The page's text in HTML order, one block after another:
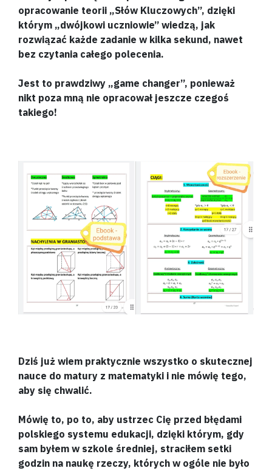
opracowanie teorii „Słów Kluczowych”, dzięki
którym „dwójkowi uczniowie” wiedzą, jak
rozwiązać każde zadanie w kilka sekund, nawet
bez czytania całego polecenia.
Jest to prawdziwy „game changer”, ponieważ
nikt poza mną nie opracował jeszcze czegoś
takiego!
Dziś już wiem praktycznie wszystko o skutecznej
nauce do matury z matematyki i nie mówię tego,
aby się chwalić.
Mówię to, po to, aby ustrzec Cię przed błędami
polskiego systemu edukacji, dzięki którym, gdy
sam byłem w szkole średniej, straciłem setki
godzin na naukę rzeczy, których w ogóle nie było